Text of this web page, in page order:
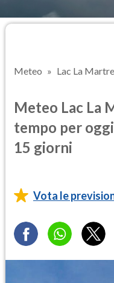
Meteo Lac La Martre
Meteo Lac La
tempo per
15 giorni
Vota le